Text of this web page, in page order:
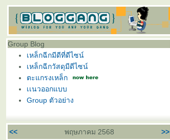
Group Blog
เหล็กฉีกมีดีที่ดีไซน์
เหล็กฉีกวัสดุมีดีไซน์
ตะแกรงเหล็ก
เเนวออกแบบ
Group ตัวอย่าง
<< พฤษภาคม 2568
>>